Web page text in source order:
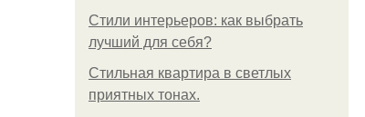
Стили интерьеров: как выбрать
лучший для себя?
Стильная квартира в светлых
приятных тонах.